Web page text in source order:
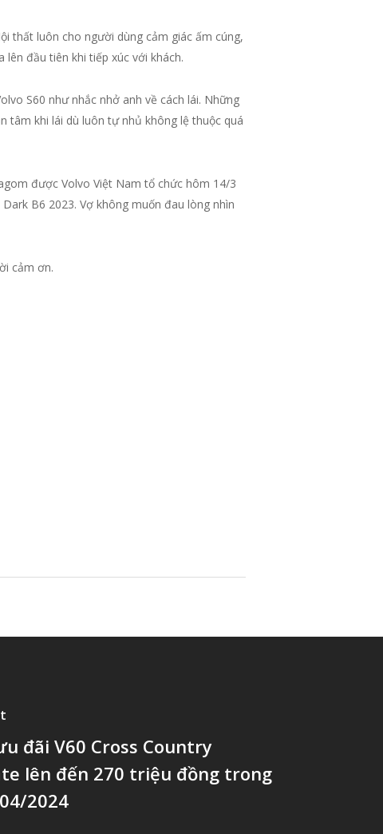
thất luôn cho người dùng cảm giác ấm cúng,
đầu tiên khi tiếp xúc với khách.
S60 như nhắc nhở anh về cách lái. Những
tâm khi lái dù luôn tự nhủ không lệ thuộc quá
được Volvo Việt Nam tổ chức hôm 14/3
B6 2023. Vợ không muốn đau lòng nhìn
cảm ơn.
đãi V60 Cross Country
lên đến 270 triệu đồng trong
2024